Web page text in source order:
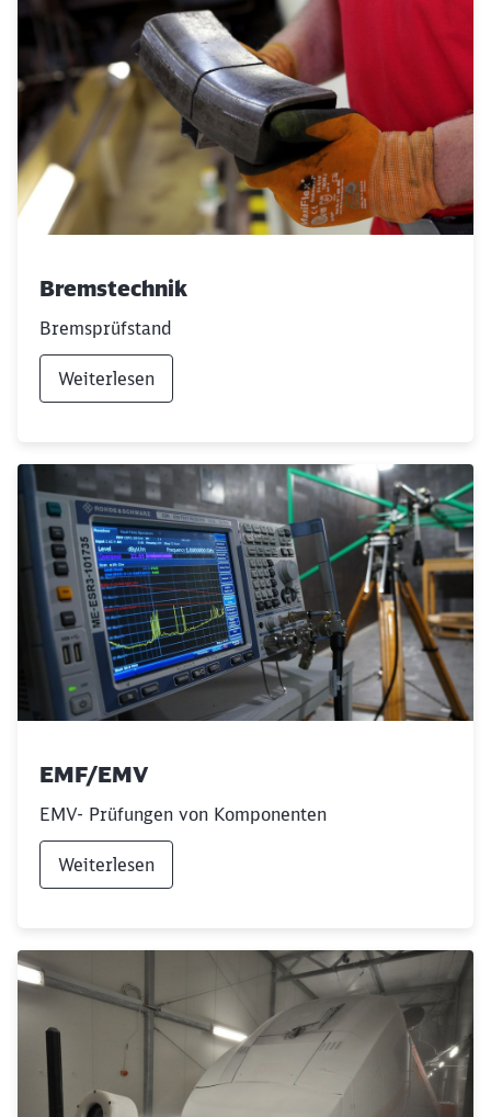
Bremstechnik
Bremsprüfstand
Weiterlesen
EMF/EMV
EMV- Prüfungen von Komponenten
Weiterlesen